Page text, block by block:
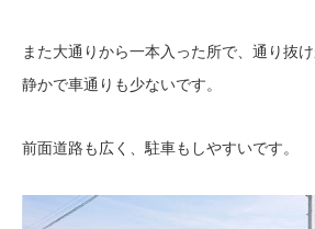
また大通りから一本入った所で、通り抜
静かで車通りも少ないです。
前面道路も広く、駐車もしやすいです。